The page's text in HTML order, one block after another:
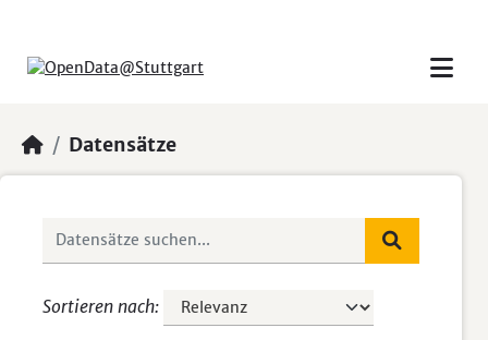
Datensätze
Sortieren nach